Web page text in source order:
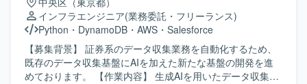
ら主体的に開発を進められる方を求めております。要件や
仕様を正確に理解し、自ら課題を抽出して改善提案ができ
る方、チーム開発において協調性を持って取り組める方に
ご活躍いただける環境です。 【ポジションの魅力】 既存サ
ービスの保守開発を通じて、AWSを中心としたクラウドネ
イティブなバックエンド開発経験を積むことができます。
インフラエンジニア(業務委託・フリーランス)
Python ・ DynamoDB ・ AWS ・ Salesforce
【募集背景】 証券系のデータ収集業務を自動化するため、
既存のデータ収集基盤にAIを加えた新たな基盤の開発を進
めております。 【作業内容】 生成AIを用いたデータ収集の